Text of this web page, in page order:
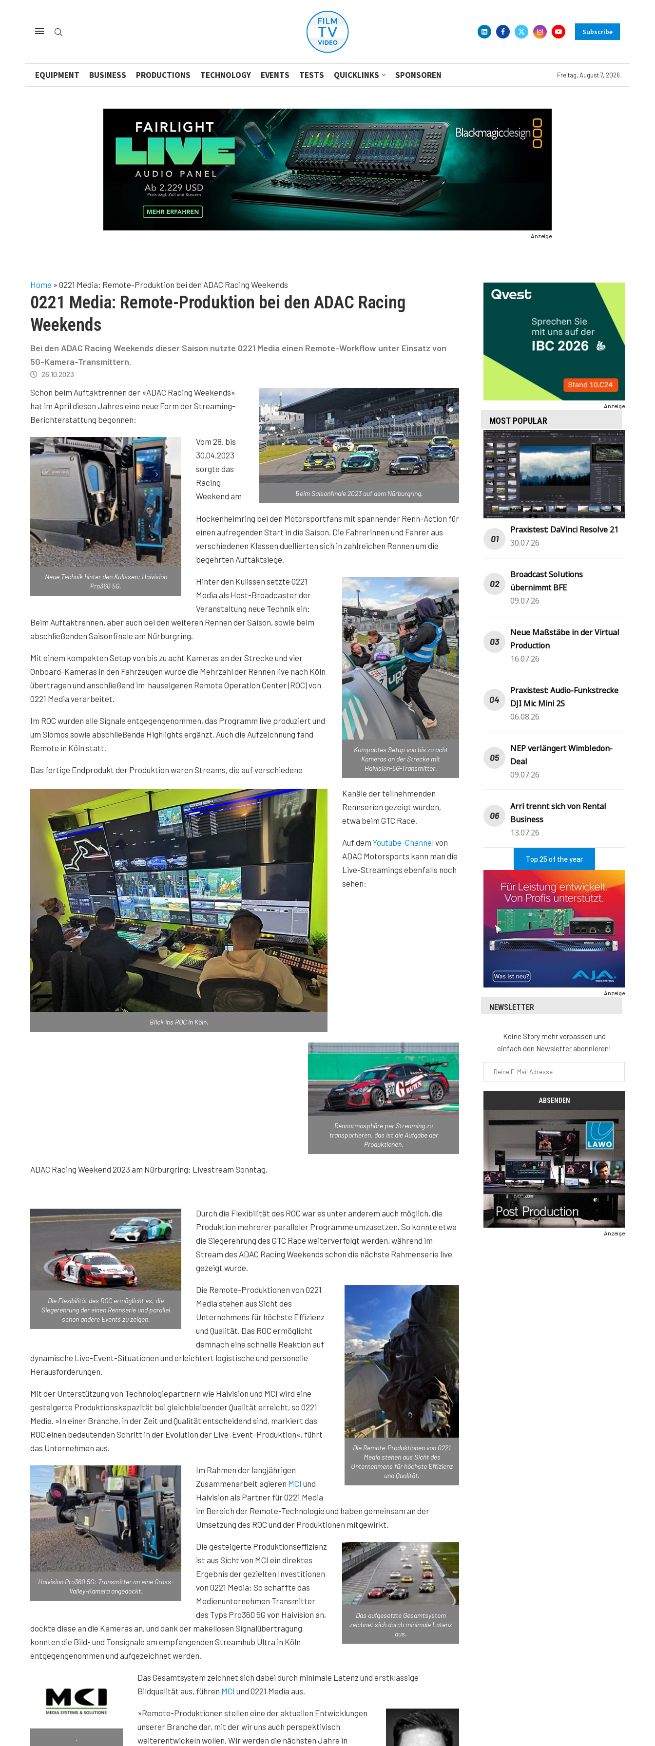
Subscribe
EQUIPMENT BUSINESS PRODUCTIONS TECHNOLOGY EVENTS TESTS QUICKLINKS SPONSOREN Freitag, August 7, 2026
Anzeige
Home » 0221 Media: Remote-Produktion bei den ADAC Racing Weekends
0221 Media: Remote-Produktion bei den ADAC Racing
Weekends
Bei den ADAC Racing Weekends dieser Saison nutzte 0221 Media einen Remote-Workflow unter Einsatz von
5G-Kamera-Transmittern.
26.10.2023
Beim Saisonfinale 2023 auf dem Nürburgring.
Schon beim Auftaktrennen der »ADAC Racing Weekends«
hat im April diesen Jahres eine neue Form der Streaming-
Berichterstattung begonnen:
Neue Technik hinter den Kulissen: Haivision
Pro360 5G.
Vom 28. bis
30.04.2023
sorgte das
Racing
Weekend am
Hockenheimring bei den Motorsportfans mit spannender Renn-Action für
einen aufregenden Start in die Saison. Die Fahrerinnen und Fahrer aus
verschiedenen Klassen duellierten sich in zahlreichen Rennen um die
begehrten Auftaktsiege.
Kompaktes Setup von bis zu acht
Kameras an der Strecke mit
Haivision-5G-Transmitter.
Hinter den Kulissen setzte 0221
Media als Host-Broadcaster der
Veranstaltung neue Technik ein:
Beim Auftaktrennen, aber auch bei den weiteren Rennen der Saison, sowie beim
abschließenden Saisonfinale am Nürburgring.
Mit einem kompakten Setup von bis zu acht Kameras an der Strecke und vier
Onboard-Kameras in den Fahrzeugen wurde die Mehrzahl der Rennen live nach Köln
übertragen und anschließend im hauseigenen Remote Operation Center (ROC) von
0221 Media verarbeitet.
Blick ins ROC in Köln.
Im ROC wurden alle Signale entgegengenommen, das Programm live produziert und
um Slomos sowie abschließende Highlights ergänzt. Auch die Aufzeichnung fand
Remote in Köln statt.
Rennatmosphäre per Streaming zu
transportieren, das ist die Aufgabe der
Produktionen.
Das fertige Endprodukt der Produktion waren Streams, die auf verschiedene
Kanäle der teilnehmenden
Rennserien gezeigt wurden,
etwa beim GTC Race.
Auf dem Youtube-Channel von
ADAC Motorsports kann man die
Live-Streamings ebenfalls noch
sehen:
Video von YouTube laden. Mit dem Laden akzeptieren Sie YouTube-Cookies.
ADAC Racing Weekend 2023 am Nürburgring: Livestream Sonntag.
Die Flexibilität des ROC ermöglicht es, die
Siegerehrung der einen Rennserie und parallel
schon andere Events zu zeigen.
Durch die Flexibilität des ROC war es unter anderem auch möglich, die
Produktion mehrerer paralleler Programme umzusetzen. So konnte etwa
die Siegerehrung des GTC Race weiterverfolgt werden, während im
Stream des ADAC Racing Weekends schon die nächste Rahmenserie live
gezeigt wurde.
Die Remote-Produktionen von 0221
Media stehen aus Sicht des
Unternehmens für höchste Effizienz
und Qualität.
Die Remote-Produktionen von 0221
Media stehen aus Sicht des
Unternehmens für höchste Effizienz
und Qualität. Das ROC ermöglicht
demnach eine schnelle Reaktion auf
dynamische Live-Event-Situationen und erleichtert logistische und personelle
Herausforderungen.
Mit der Unterstützung von Technologiepartnern wie Haivision und MCI wird eine
gesteigerte Produktionskapazität bei gleichbleibender Qualität erreicht, so 0221
Media. »In einer Branche, in der Zeit und Qualität entscheidend sind, markiert das
ROC einen bedeutenden Schritt in der Evolution der Live-Event-Produktion«, führt
das Unternehmen aus.
Haivision Pro360 5G: Transmitter an eine Grass-
Valley-Kamera angedockt.
Im Rahmen der langjährigen
Zusammenarbeit agieren MCI und
Haivision als Partner für 0221 Media
im Bereich der Remote-Technologie und haben gemeinsam an der
Umsetzung des ROC und der Produktionen mitgewirkt.
Das aufgesetzte Gesamtsystem
zeichnet sich durch minimale Latenz
aus.
Die gesteigerte Produktionseffizienz
ist aus Sicht von MCI ein direktes
Ergebnis der gezielten Investitionen
von 0221 Media: So schaffte das
Medienunternehmen Transmitter
des Typs Pro360 5G von Haivision an,
dockte diese an die Kameras an, und dank der makellosen Signalübertragung
konnten die Bild- und Tonsignale am empfangenden Streamhub Ultra in Köln
entgegengenommen und aufgezeichnet werden.
.
Das Gesamtsystem zeichnet sich dabei durch minimale Latenz und erstklassige
Bildqualität aus, führen MCI und 0221 Media aus.
»Remote-Produktionen stellen eine der aktuellen Entwicklungen
unserer Branche dar, mit der wir uns auch perspektivisch
weiterentwickeln wollen. Wir werden die nächsten Jahre in
Anzeige
MOST POPULAR
Praxistest: DaVinci Resolve 21
30.07.26
Broadcast Solutions
übernimmt BFE
09.07.26
Neue Maßstäbe in der Virtual
Production
16.07.26
Praxistest: Audio-Funkstrecke
DJI Mic Mini 2S
06.08.26
NEP verlängert Wimbledon-
Deal
09.07.26
Arri trennt sich von Rental
Business
13.07.26
Top 25 of the year
Anzeige
NEWSLETTER
Keine Story mehr verpassen und
einfach den Newsletter abonnieren!
Anzeige